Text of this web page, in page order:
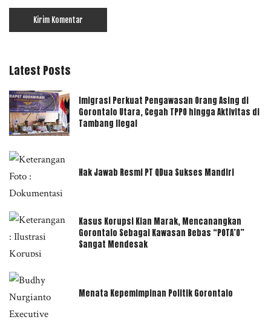
Latest Posts
Imigrasi Perkuat Pengawasan Orang Asing di
Gorontalo Utara, Cegah TPPO hingga Aktivitas di
Tambang Ilegal
Hak Jawab Resmi PT QDua Sukses Mandiri
Kasus Korupsi Kian Marak, Mencanangkan
Gorontalo Sebagai Kawasan Bebas “POTA’O”
Sangat Mendesak
Menata Kepemimpinan Politik Gorontalo